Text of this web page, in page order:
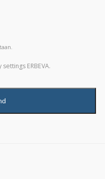
ERBEVA.